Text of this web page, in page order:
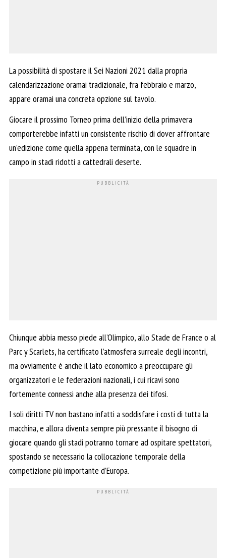
La possibilità di spostare il Sei Nazioni 2021 dalla propria
calendarizzazione oramai tradizionale, fra febbraio e marzo,
appare oramai una concreta opzione sul tavolo.
Giocare il prossimo Torneo prima dell’inizio della primavera
comporterebbe infatti un consistente rischio di dover affrontare
un’edizione come quella appena terminata, con le squadre in
campo in stadi ridotti a cattedrali deserte.
Chiunque abbia messo piede all’Olimpico, allo Stade de France o al
Parc y Scarlets, ha certificato l’atmosfera surreale degli incontri,
ma ovviamente è anche il lato economico a preoccupare gli
organizzatori e le federazioni nazionali, i cui ricavi sono
fortemente connessi anche alla presenza dei tifosi.
I soli diritti TV non bastano infatti a soddisfare i costi di tutta la
macchina, e allora diventa sempre più pressante il bisogno di
giocare quando gli stadi potranno tornare ad ospitare spettatori,
spostando se necessario la collocazione temporale della
competizione più importante d’Europa.